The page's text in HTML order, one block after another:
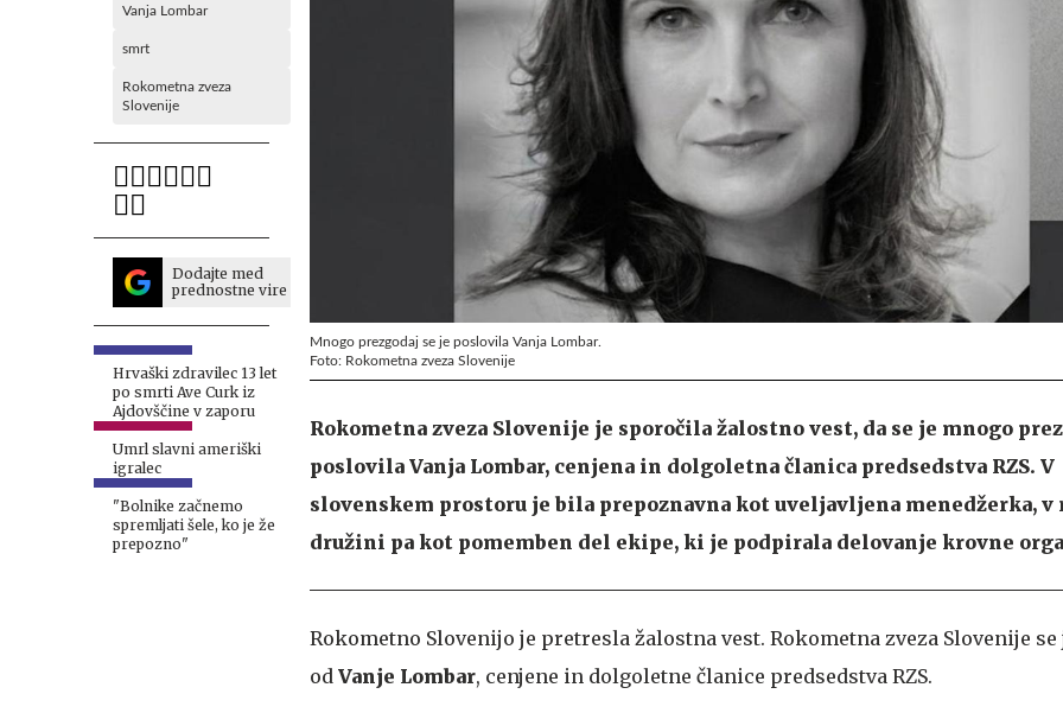
Vanja Lombar
smrt
Rokometna zveza
Slovenije
Dodajte med
prednostne vire
Hrvaški zdravilec 13 let
po smrti Ave Curk iz
Ajdovščine v zaporu
Umrl slavni ameriški
igralec
"Bolnike začnemo
spremljati šele, ko je že
prepozno"
Mnogo prezgodaj se je poslovila Vanja Lombar.
Foto: Rokometna zveza Slovenije
Rokometna zveza Slovenije je sporočila žalostno vest, da se je mnogo
poslovila Vanja Lombar, cenjena in dolgoletna članica predsedstva RZS. V
slovenskem prostoru je bila prepoznavna kot uveljavljena menedžerka,
družini pa kot pomemben del ekipe, ki je podpirala delovanje krovne
Rokometno Slovenijo je pretresla žalostna vest. Rokometna zveza Slovenije
od Vanje Lombar, cenjene in dolgoletne članice predsedstva RZS.